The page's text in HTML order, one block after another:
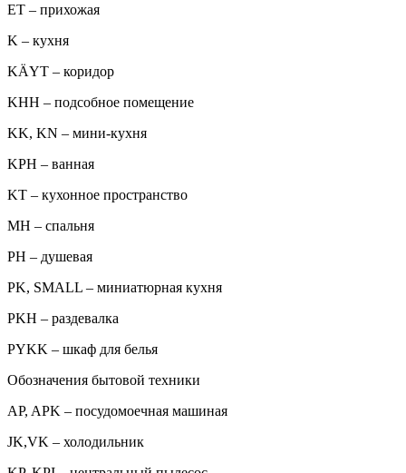
ET – прихожая
K – кухня
KÄYT – коридор
KHH – подсобное помещение
KK, KN – мини-кухня
KPH – ванная
KT – кухонное пространство
MH – спальня
PH – душевая
PK, SMALL – миниатюрная кухня
PKH – раздевалка
PYKK – шкаф для белья
Обозначения бытовой техники
AP, APK – посудомоечная машиная
JK,VK – холодильник